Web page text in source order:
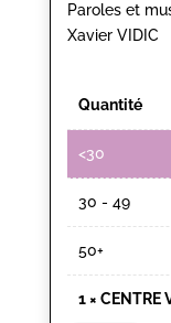
Paroles et
Xavier VIDIC
Quantité
<30
30 - 49
50+
1× CENTRE